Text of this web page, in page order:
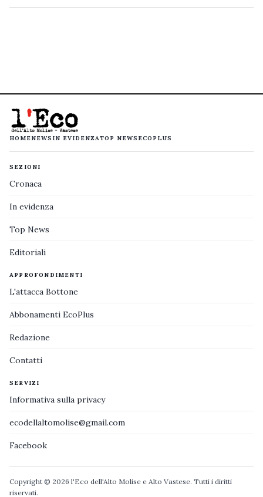
HOMENEWS IN EVIDENZATOP NEWS ECOPLUS
SEZIONI
Cronaca
In evidenza
Top News
Editoriali
APPROFONDIMENTI
L'attacca Bottone
Abbonamenti EcoPlus
Redazione
Contatti
SERVIZI
Informativa sulla privacy
ecodellaltomolise@gmail.com
Facebook
Copyright © 2026 l'Eco dell'Alto Molise e Alto Vastese. Tutti i diritti
riservati.